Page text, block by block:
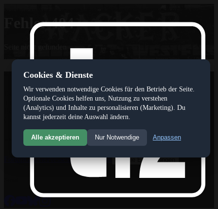
Fehler 404
Cookies & Dienste
Wir verwenden notwendige Cookies für den Betrieb der Seite.
Optionale Cookies helfen uns, Nutzung zu verstehen
(Analytics) und Inhalte zu personalisieren (Marketing). Du
kannst jederzeit deine Auswahl ändern.
Alle akzeptieren Nur Notwendige Anpassen
Das Internetportal www.tivoli12.at ist ein privates und
unabhäniges,journalistisches Medium, das seinen Fokus auf die
Berichterstattung über den FC Wacker Innsbruck gerichtet hat.
Gegründet wurde das tivoli12 magazin im Jahr 2008.
ForumGaleriePressespiegelStatistik Cookie Einstellungen